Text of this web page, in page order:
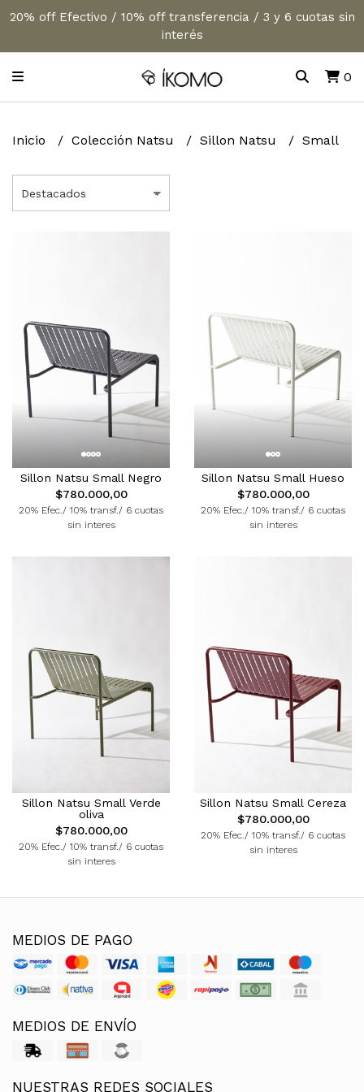
20% off Efectivo / 10% off transferencia / 3 y 6 cuotas sin
interés
0
Inicio Colección Natsu Sillon Natsu Small
Sillon Natsu Small Negro
$780.000,00
20% Efec./ 10% transf./ 6 cuotas
sin interes
Sillon Natsu Small Hueso
$780.000,00
20% Efec./ 10% transf./ 6 cuotas
sin interes
Sillon Natsu Small Verde
oliva
$780.000,00
20% Efec./ 10% transf./ 6 cuotas
sin interes
Sillon Natsu Small Cereza
$780.000,00
20% Efec./ 10% transf./ 6 cuotas
sin interes
MEDIOS DE PAGO
MEDIOS DE ENVÍO
NUESTRAS REDES SOCIALES